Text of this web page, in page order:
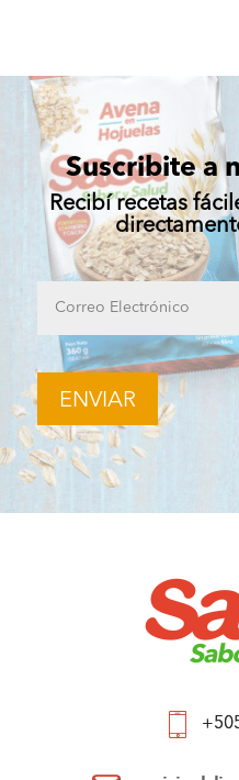
Suscribite a
Recibí recetas